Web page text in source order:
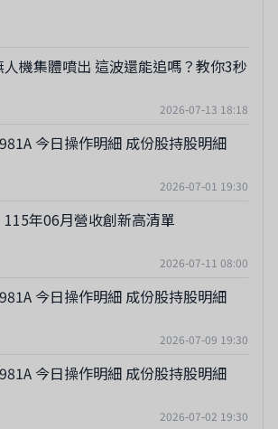
機集體噴出 這波還能追嗎？教你3秒
2026-07-13 18:18
今日操作明細 成份股持股明細
2026-07-01 19:30
115年06月營收創新高清單
2026-07-11 08:00
今日操作明細 成份股持股明細
2026-07-09 19:30
今日操作明細 成份股持股明細
2026-07-02 19:30